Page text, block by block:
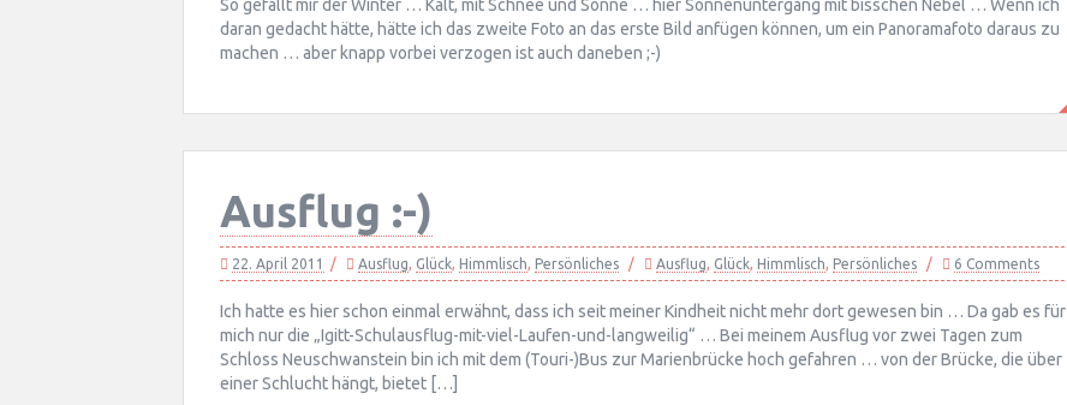
So gefällt mir der Winter … Kalt, mit Schnee und Sonne … hier Sonnenuntergang mit bisschen Nebel … Wenn ich
daran gedacht hätte, hätte ich das zweite Foto an das erste Bild anfügen können, um ein Panoramafoto daraus zu
machen … aber knapp vorbei verzogen ist auch daneben ;-)
Ausflug :-)
22. April 2011 Ausflug, Glück, Himmlisch, Persönliches Ausflug, Glück, Himmlisch, Persönliches 6 Comments
Ich hatte es hier schon einmal erwähnt, dass ich seit meiner Kindheit nicht mehr dort gewesen bin … Da gab es für
mich nur die „Igitt-Schulausflug-mit-viel-Laufen-und-langweilig“ … Bei meinem Ausflug vor zwei Tagen zum
Schloss Neuschwanstein bin ich mit dem (Touri-)Bus zur Marienbrücke hoch gefahren … von der Brücke, die über
einer Schlucht hängt, bietet […]